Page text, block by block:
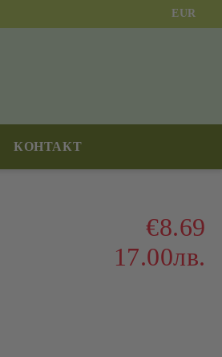
EUR
КОНТАКТ
€8.69
17.00лв.